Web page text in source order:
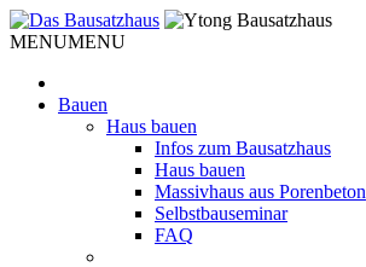
Weiter
zum
MENUMENU
Bauen
Haus bauen
Infos zum Bausatzhaus
Haus bauen
Massivhaus aus Porenbeton
Selbstbauseminar
FAQ